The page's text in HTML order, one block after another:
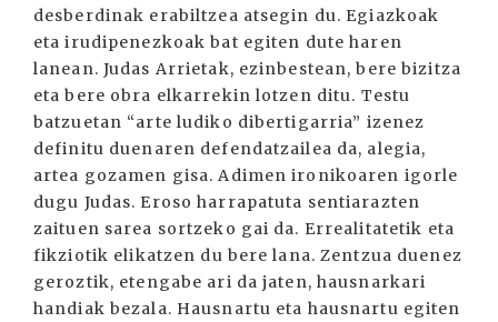
desberdinak erabiltzea atsegin du. Egiazkoak
eta irudipenezkoak bat egiten dute haren
lanean. Judas Arrietak, ezinbestean, bere bizitza
eta bere obra elkarrekin lotzen ditu. Testu
batzuetan “arte ludiko dibertigarria” izenez
definitu duenaren defendatzailea da, alegia,
artea gozamen gisa. Adimen ironikoaren igorle
dugu Judas. Eroso harrapatuta sentiarazten
zaituen sarea sortzeko gai da. Errealitatetik eta
fikziotik elikatzen du bere lana. Zentzua duenez
geroztik, etengabe ari da jaten, hausnarkari
handiak bezala. Hausnartu eta hausnartu egiten